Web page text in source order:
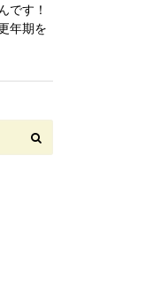
です！
年期を